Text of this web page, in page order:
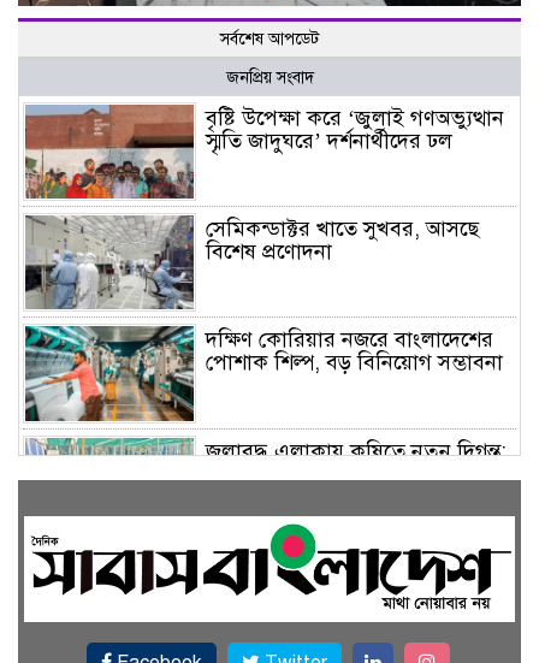
সর্বশেষ আপডেট
জনপ্রিয় সংবাদ
বৃষ্টি উপেক্ষা করে ‘জুলাই গণঅভ্যুত্থান
স্মৃতি জাদুঘরে’ দর্শনার্থীদের ঢল
সেমিকন্ডাক্টর খাতে সুখবর, আসছে
বিশেষ প্রণোদনা
দক্ষিণ কোরিয়ার নজরে বাংলাদেশের
পোশাক শিল্প, বড় বিনিয়োগ সম্ভাবনা
জলাবদ্ধ এলাকায় কৃষিতে নতুন দিগন্ত:
পলি নেট হাউসে বছরে ১০ লাখ পর্যন্ত
রাষ্ট্রপতি নির্বাচন ২০ আগস্ট, তফসিল
ঘোষণা ইসির